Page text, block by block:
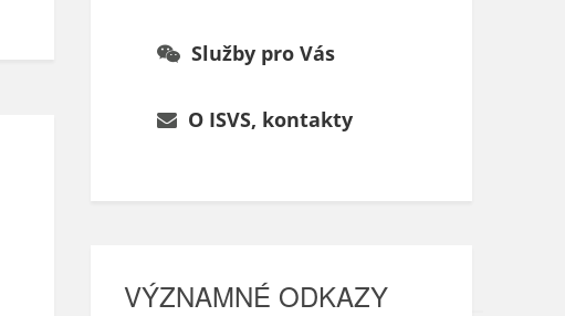
Služby pro Vás
O ISVS, kontakty
VÝZNAMNÉ ODKAZY